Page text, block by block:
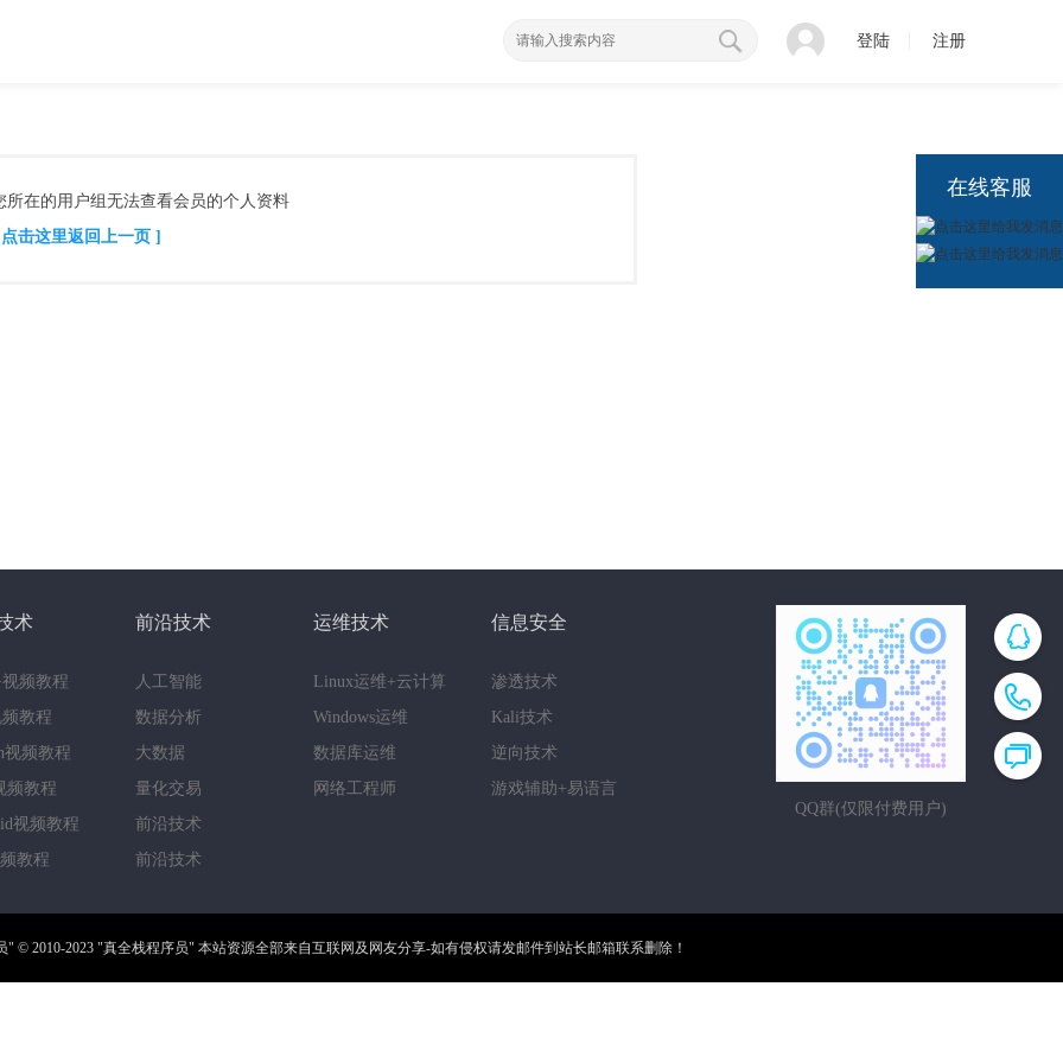
登陆 注册
所在的用户组无法查看会员的个人资料
击这里返回上一页 ]
在线客服
术
视频教程
频教程
视频教程
频教程
视频教程
教程
前沿技术
人工智能
数据分析
大数据
量化交易
前沿技术
前沿技术
运维技术
Linux运维+云计算
Windows运维
数据库运维
网络工程师
信息安全
渗透技术
Kali技术
逆向技术
游戏辅助+易语言
QQ群(仅限付费用户)
" © 2010-2023 "真全栈程序员" 本站资源全部来自互联网及网友分享-如有侵权请发邮件到站长邮箱联系删除！